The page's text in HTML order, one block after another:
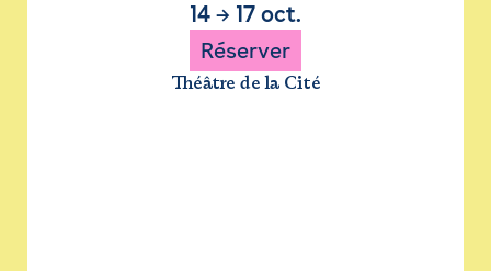
14 → 17 oct.
Réserver
Théâtre de la Cité